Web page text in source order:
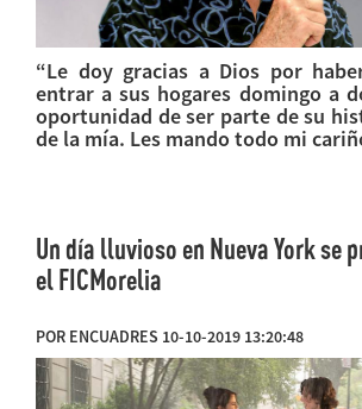
“Le doy gracias a Dios por
entrar a sus hogares domingo a
oportunidad de ser parte de su
de la mía. Les mando todo mi
Un día lluvioso en Nueva York se
el FICMorelia
POR ENCUADRES 10-10-2019 13:20:48